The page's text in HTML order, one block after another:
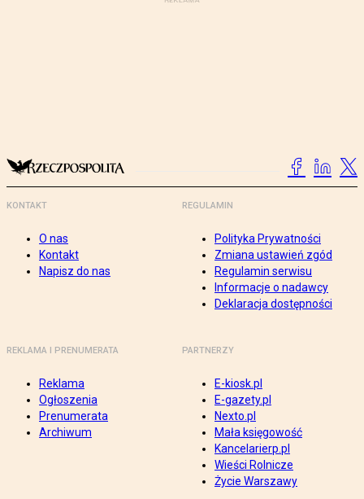
KONTAKT
O nas
Kontakt
Napisz do nas
REGULAMIN
Polityka Prywatności
Zmiana ustawień zgód
Regulamin serwisu
Informacje o nadawcy
Deklaracja dostępności
REKLAMA I PRENUMERATA
Reklama
Ogłoszenia
Prenumerata
Archiwum
PARTNERZY
E-kiosk.pl
E-gazety.pl
Nexto.pl
Mała księgowość
Kancelarierp.pl
Wieści Rolnicze
Życie Warszawy